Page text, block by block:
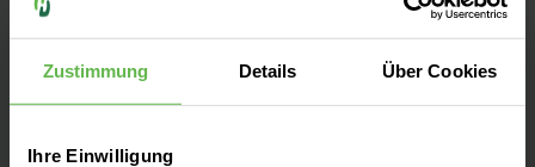
Zustimmung Details Über Cookies
Ihre Einwilligung